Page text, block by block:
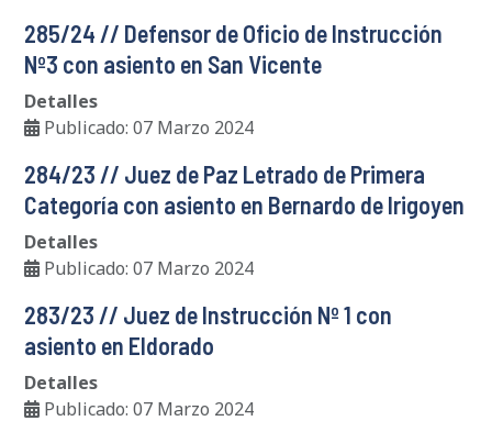
285/24 // Defensor de Oficio de Instrucción
Nº3 con asiento en San Vicente
Detalles
Publicado: 07 Marzo 2024
284/23 // Juez de Paz Letrado de Primera
Categoría con asiento en Bernardo de Irigoyen
Detalles
Publicado: 07 Marzo 2024
283/23 // Juez de Instrucción Nº 1 con
asiento en Eldorado
Detalles
Publicado: 07 Marzo 2024